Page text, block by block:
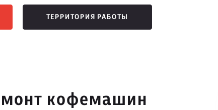
ТЕРРИТОРИЯ РАБОТЫ
кофемашин